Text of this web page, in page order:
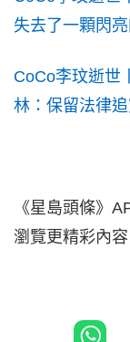
失去了一顆閃亮
CoCo李玟逝世
林：保留法律追
《星島頭條》
瀏覽更精彩內容